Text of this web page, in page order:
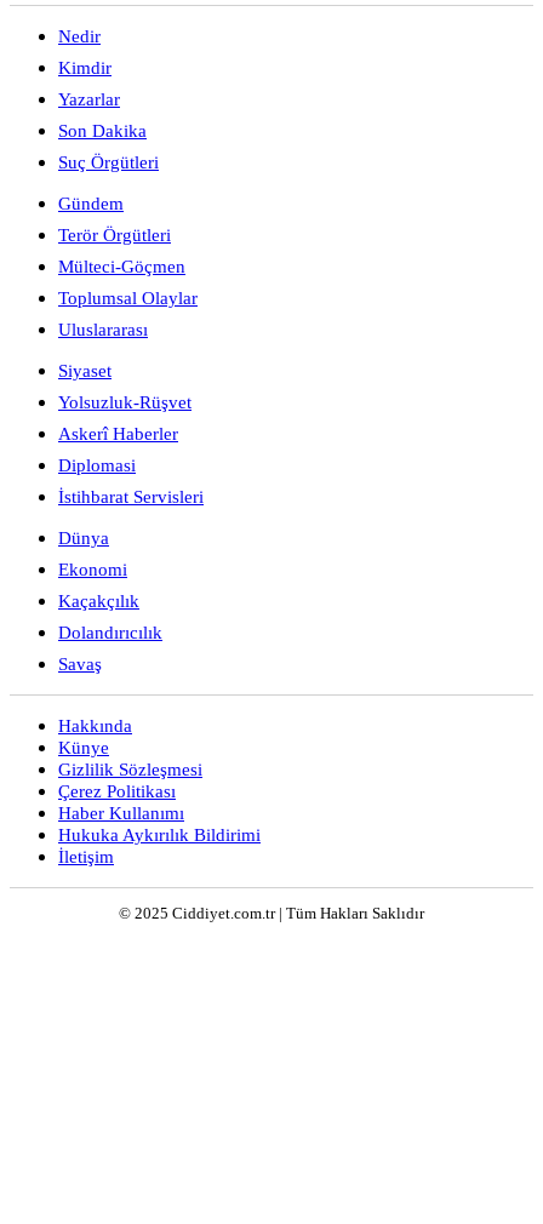
Nedir
Kimdir
Yazarlar
Son Dakika
Suç Örgütleri
Gündem
Terör Örgütleri
Mülteci-Göçmen
Toplumsal Olaylar
Uluslararası
Siyaset
Yolsuzluk-Rüşvet
Askerî Haberler
Diplomasi
İstihbarat Servisleri
Dünya
Ekonomi
Kaçakçılık
Dolandırıcılık
Savaş
Hakkında
Künye
Gizlilik Sözleşmesi
Çerez Politikası
Haber Kullanımı
Hukuka Aykırılık Bildirimi
İletişim
© 2025 Ciddiyet.com.tr | Tüm Hakları Saklıdır